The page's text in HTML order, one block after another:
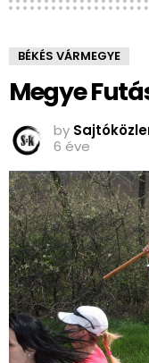
BÉKÉS VÁRMEGYE
Megye
by
6 éve